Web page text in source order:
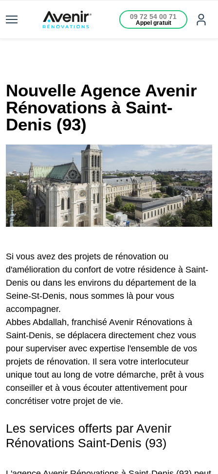
09 72 54 00 71
Appel gratuit
Nouvelle Agence Avenir
Rénovations à Saint-
Denis (93)
Si vous avez des projets de rénovation ou
d'amélioration du confort de votre résidence à Saint-
Denis ou dans les environs du département de la
Seine-St-Denis, nous sommes là pour vous
accompagner.
Abbes Abdallah, franchisé Avenir Rénovations à
Saint-Denis, se déplacera directement chez vous
pour superviser avec expertise l'ensemble de vos
projets de rénovation. Il sera votre interlocuteur
unique tout au long de votre démarche, prêt à vous
conseiller et à vous écouter attentivement pour
concrétiser votre projet de vie.
Les services offerts par Avenir
Rénovations Saint-Denis (93)